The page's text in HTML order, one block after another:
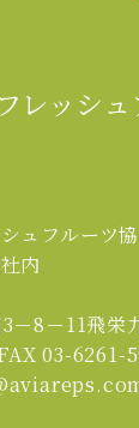
レッシ
ュフルーツ
内
－8－11飛栄
03-6261-